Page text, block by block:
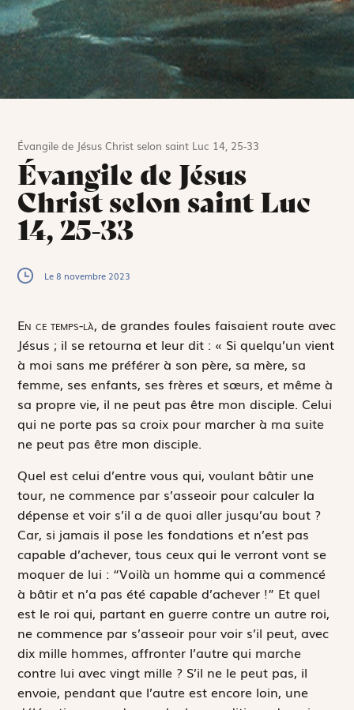
Évangile de Jésus Christ selon saint Luc 14, 25-33
Évangile de Jésus
Christ selon saint Luc
14, 25-33
Le 8 novembre 2023
En ce temps-là, de grandes foules faisaient route avec
Jésus ; il se retourna et leur dit : « Si quelqu’un vient
à moi sans me préférer à son père, sa mère, sa
femme, ses enfants, ses frères et sœurs, et même à
sa propre vie, il ne peut pas être mon disciple. Celui
qui ne porte pas sa croix pour marcher à ma suite
ne peut pas être mon disciple.
Quel est celui d’entre vous qui, voulant bâtir une
tour, ne commence par s’asseoir pour calculer la
dépense et voir s’il a de quoi aller jusqu’au bout ?
Car, si jamais il pose les fondations et n’est pas
capable d’achever, tous ceux qui le verront vont se
moquer de lui : “Voilà un homme qui a commencé
à bâtir et n’a pas été capable d’achever !” Et quel
est le roi qui, partant en guerre contre un autre roi,
ne commence par s’asseoir pour voir s’il peut, avec
dix mille hommes, affronter l’autre qui marche
contre lui avec vingt mille ? S’il ne le peut pas, il
envoie, pendant que l’autre est encore loin, une